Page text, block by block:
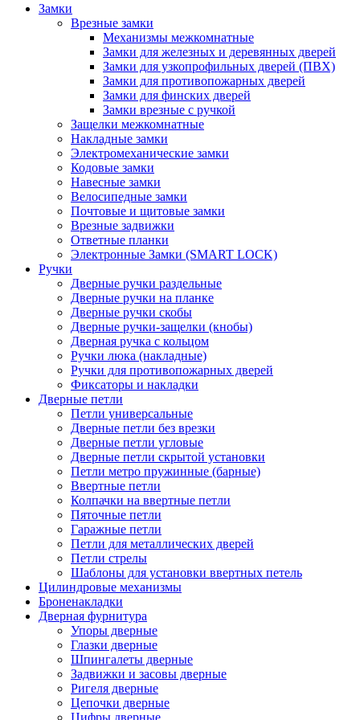
Замки
Врезные замки
Механизмы межкомнатные
Замки для железных и деревянных дверей
Замки для узкопрофильных дверей (ПВХ)
Замки для противопожарных дверей
Замки для финских дверей
Замки врезные с ручкой
Защелки межкомнатные
Накладные замки
Электромеханические замки
Кодовые замки
Навесные замки
Велосипедные замки
Почтовые и щитовые замки
Врезные задвижки
Ответные планки
Электронные Замки (SMART LOCK)
Ручки
Дверные ручки раздельные
Дверные ручки на планке
Дверные ручки скобы
Дверные ручки-защелки (кнобы)
Дверная ручка с кольцом
Ручки люка (накладные)
Ручки для противопожарных дверей
Фиксаторы и накладки
Дверные петли
Петли универсальные
Дверные петли без врезки
Дверные петли угловые
Дверные петли скрытой установки
Петли метро пружинные (барные)
Ввертные петли
Колпачки на ввертные петли
Пяточные петли
Гаражные петли
Петли для металлических дверей
Петли стрелы
Шаблоны для установки ввертных петель
Цилиндровые механизмы
Броненакладки
Дверная фурнитура
Упоры дверные
Глазки дверные
Шпингалеты дверные
Задвижки и засовы дверные
Ригеля дверные
Цепочки дверные
Цифры дверные